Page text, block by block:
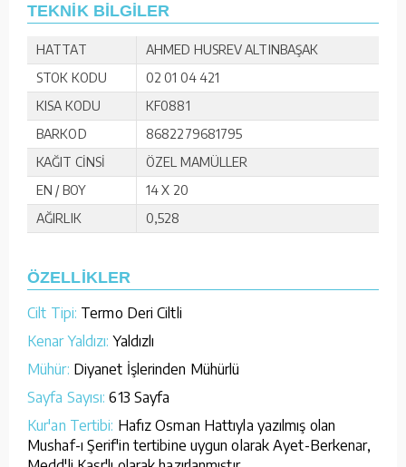
TEKNİK BİLGİLER
HATTAT
AHMED HUSREV ALTINBAŞAK
STOK KODU
02 01 04 421
KISA KODU
KF0881
BARKOD
8682279681795
KAĞIT CİNSİ
ÖZEL MAMÜLLER
EN / BOY
14 X 20
AĞIRLIK
0,528
ÖZELLİKLER
Cilt Tipi: Termo Deri Ciltli
Kenar Yaldızı: Yaldızlı
Mühür: Diyanet İşlerinden Mühürlü
Sayfa Sayısı: 613 Sayfa
Kur'an Tertibi: Hafız Osman Hattıyla yazılmış olan
Mushaf-ı Şerif'in tertibine uygun olarak Ayet-Berkenar,